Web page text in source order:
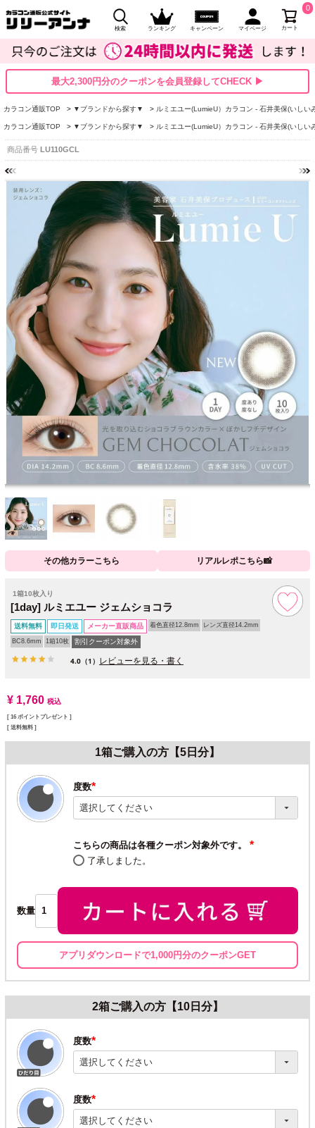
検索 ランキング キャンペーン マイページ カート
0
最大2,300円分のクーポンを会員登録してCHECK ▶
カラコン通販TOP ▼ブランドから探す▼ ルミエユー(LumieU）カラコン - 石井美保(いしい
カラコン通販TOP ▼ブランドから探す▼ ルミエユー(LumieU）カラコン - 石井美保(いしい
商品番号 LU110GCL
その他カラーこちら リアルレポこちら📸
1箱10枚入り
[1day] ルミエユー ジェムショコラ
送料無料 即日発送 メーカー直販商品 着色直径12.8mm レンズ直径14.2mm
BC8.6mm 1箱10枚 割引クーポン対象外
4.0 （1） レビューを見る・書く
¥ 1,760 税込
[ 16 ポイントプレゼント ]
送料無料
1箱ご購入の方【5日分】
度数
(必
須)
こちらの商品は各種クーポン対象外です。
了承しました。
数量
アプリダウンロードで1,000円分のクーポンGET
2箱ご購入の方【10日分】
度数
(必
須)
度数
(必
須)